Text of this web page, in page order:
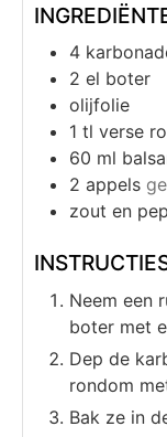
4
2 el boter
olijfolie
1 tl verse
60 ml
2 appels
zout en
Neem een
boter met
Dep de
rondom
Bak ze in